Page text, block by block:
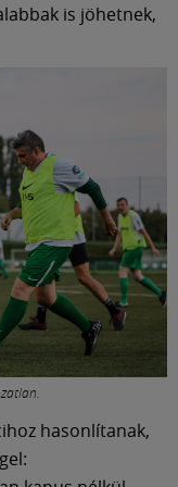
is jöhetnek,
hasonlítanak,